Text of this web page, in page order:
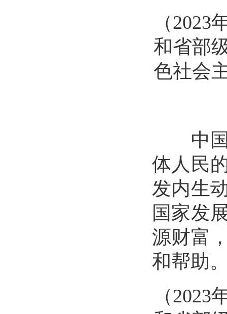
（2023
和省部
色社会
中国
体人民
发内生
国家发
源财富
和帮助
（2023